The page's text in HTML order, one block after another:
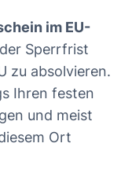
im EU-
Sperrfrist
zu absolvieren.
Ihren festen
und meist
Ort